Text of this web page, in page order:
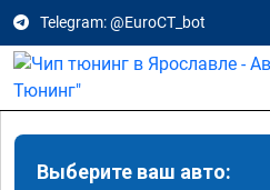
Telegram: @EuroCT_bot
Выберите ваш авто: